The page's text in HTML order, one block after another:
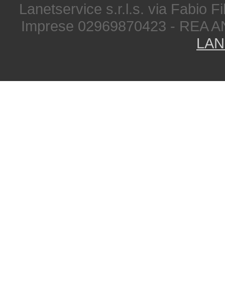
Lanetservice s.r.l.s. via Fabio
Imprese 02969870423 - REA